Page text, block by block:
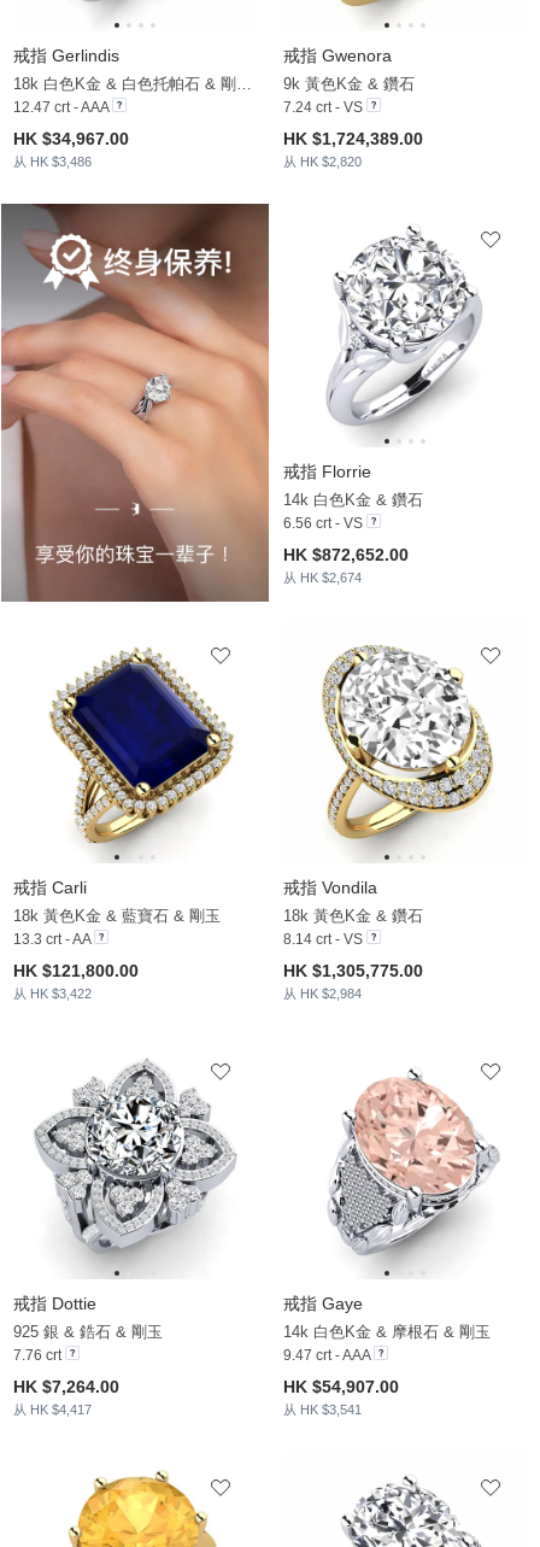
戒指 Gerlindis
18k 白色K金 & 白色托帕石 & 剛玉 & 鋯石
12.47 crt - AAA
HK $34,967.00
从 HK $3,486
戒指 Gwenora
9k 黃色K金 & 鑽石
7.24 crt - VS
HK $1,724,389.00
从 HK $2,820
戒指 Florrie
14k 白色K金 & 鑽石
6.56 crt - VS
HK $872,652.00
从 HK $2,674
戒指 Carli
18k 黃色K金 & 藍寶石 & 剛玉
13.3 crt - AA
HK $121,800.00
从 HK $3,422
戒指 Vondila
18k 黃色K金 & 鑽石
8.14 crt - VS
HK $1,305,775.00
从 HK $2,984
戒指 Dottie
925 銀 & 鋯石 & 剛玉
7.76 crt
HK $7,264.00
从 HK $4,417
戒指 Gaye
14k 白色K金 & 摩根石 & 剛玉
9.47 crt - AAA
HK $54,907.00
从 HK $3,541